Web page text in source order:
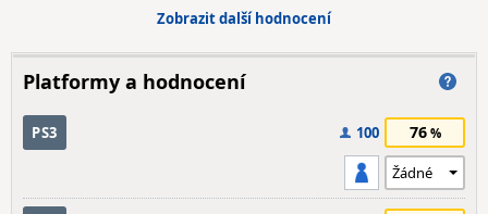
Zobrazit další hodnocení
Platformy a hodnocení
PS3 100 76